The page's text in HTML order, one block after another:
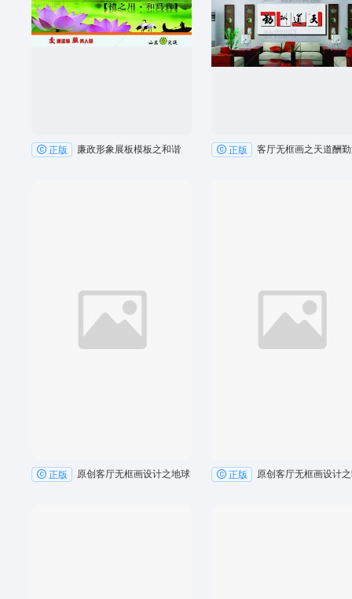
正版 廉政形象展板模板之和谐 正版 客厅无框画之天道酬
正版 原创客厅无框画设计之地球 正版 原创客厅无框画设计